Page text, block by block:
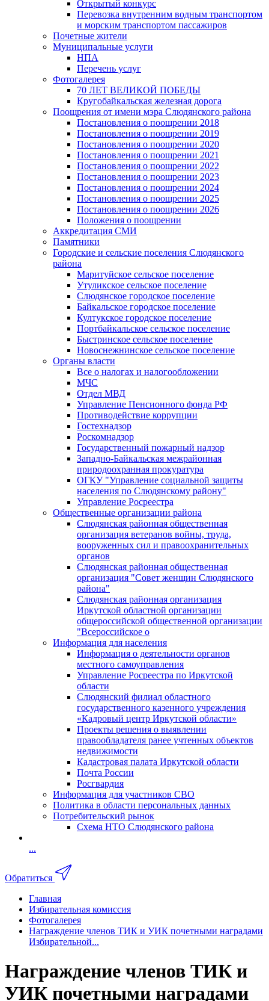
Открытый конкурс
Перевозка внутренним водным транспортом
и морским транспортом пассажиров
Почетные жители
Муниципальные услуги
НПА
Перечень услуг
Фотогалерея
70 ЛЕТ ВЕЛИКОЙ ПОБЕДЫ
Кругобайкальская железная дорога
Поощрения от имени мэра Слюдянского района
Постановления о поощрении 2018
Постановления о поощрении 2019
Постановления о поощрении 2020
Постановления о поощрении 2021
Постановления о поощрении 2022
Постановления о поощрении 2023
Постановления о поощрении 2024
Постановления о поощрении 2025
Постановления о поощрении 2026
Положения о поощрении
Аккредитация СМИ
Памятники
Городские и сельские поселения Слюдянского
района
Маритуйское сельское поселение
Утуликское сельское поселение
Слюдянское городское поселение
Байкальское городское поселение
Култукское городское поселение
Портбайкальское сельское поселение
Быстринское сельское поселение
Новоснежнинское сельское поселение
Органы власти
Все о налогах и налогообложении
МЧС
Отдел МВД
Управление Пенсионного фонда РФ
Противодействие коррупции
Гостехнадзор
Роскомнадзор
Государственный пожарный надзор
Западно-Байкальская межрайонная
природоохранная прокуратура
ОГКУ "Управление социальной защиты
населения по Слюдянскому району"
Управление Росреестра
Общественные организации района
Слюдянская районная общественная
организация ветеранов войны, труда,
вооруженных сил и правоохранительных
органов
Слюдянская районная общественная
организация "Совет женщин Слюдянского
района"
Слюдянская районная организация
Иркутской областной организации
общероссийской общественной организации
"Всероссийское о
Информация для населения
Информация о деятельности органов
местного самоуправления
Управление Росреестра по Иркутской
области
Слюдянский филиал областного
государственного казенного учреждения
«Кадровый центр Иркутской области»
Проекты решения о выявлении
правообладателя ранее учтенных объектов
недвижимости
Кадастровая палата Иркутской области
Почта России
Росгвардия
Информация для участников СВО
Политика в области персональных данных
Потребительский рынок
Схема НТО Слюдянского района
...
Обратиться
Главная
Избирательная комиссия
Фотогалерея
Награждение членов ТИК и УИК почетными наградами
Избирательной...
Награждение членов ТИК и
УИК почетными наградами